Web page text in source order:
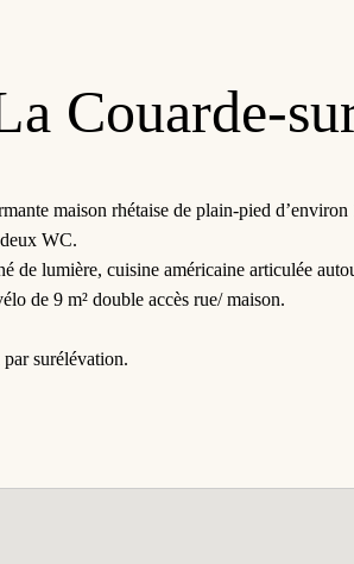
Couarde-
maison rhétaise de plain-pied d’environ
WC.
de lumière, cuisine américaine articulée
de 9 m² double accès rue/ maison.
surélévation.